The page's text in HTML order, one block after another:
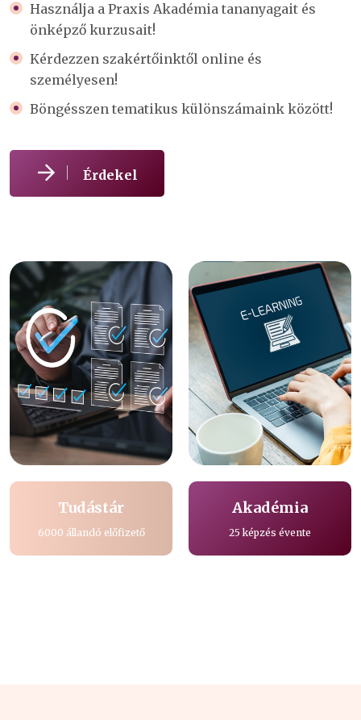
Használja a Praxis Akadémia tananyagait és
önképző kurzusait!
Kérdezzen szakértőinktől online és
személyesen!
Böngésszen tematikus különszámaink között!
Érdekel
Tudástár
6000 állandó előfizető
Akadémia
25 képzés évente